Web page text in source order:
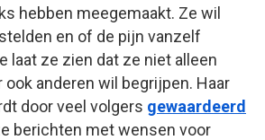
hebben meegemaakt. Ze wil
en of de pijn vanzelf
laat ze zien dat ze niet alleen
anderen wil begrijpen. Haar
door veel volgers gewaardeerd
berichten met wensen voor